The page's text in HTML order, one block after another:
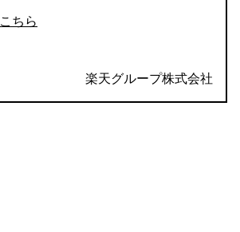
こちら
楽天グループ株式会社